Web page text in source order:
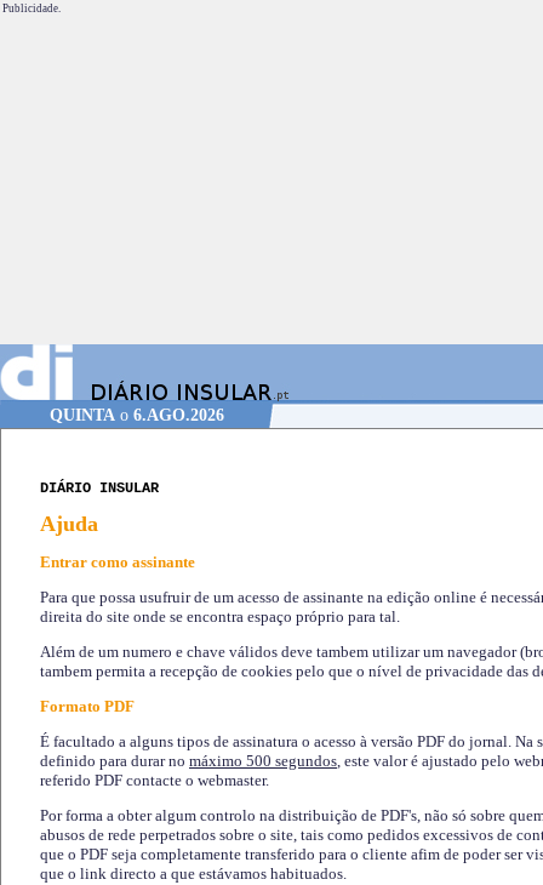
Publicidade.
QUINTAo 6.AGO.2026
DIÁRIO INSULAR
Ajuda
Entrar como assinante
Para que possa usufruir de um acesso de assinante na edição online é
direita do site onde se encontra espaço próprio para tal.
Além de um numero e chave válidos deve tambem utilizar um navegador
tambem permita a recepção de cookies pelo que o nível de privacidade das
Formato PDF
É facultado a alguns tipos de assinatura o acesso à versão PDF do jornal. Na
definido para durar no máximo 500 segundos, este valor é ajustado pelo
referido PDF contacte o webmaster.
Por forma a obter algum controlo na distribuição de PDF's, não só sobre
abusos de rede perpetrados sobre o site, tais como pedidos excessivos de
que o PDF seja completamente transferido para o cliente afim de poder ser
que o link directo a que estávamos habituados.